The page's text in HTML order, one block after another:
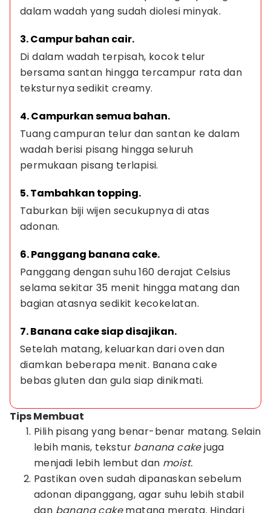
dalam wadah yang sudah diolesi minyak.
3. Campur bahan cair.
Di dalam wadah terpisah, kocok telur
bersama santan hingga tercampur rata dan
teksturnya sedikit creamy.
4. Campurkan semua bahan.
Tuang campuran telur dan santan ke dalam
wadah berisi pisang hingga seluruh
permukaan pisang terlapisi.
5. Tambahkan topping.
Taburkan biji wijen secukupnya di atas
adonan.
6. Panggang banana cake.
Panggang dengan suhu 160 derajat Celsius
selama sekitar 35 menit hingga matang dan
bagian atasnya sedikit kecokelatan.
7. Banana cake siap disajikan.
Setelah matang, keluarkan dari oven dan
diamkan beberapa menit. Banana cake
bebas gluten dan gula siap dinikmati.
Tips Membuat
Pilih pisang yang benar-benar matang. Selain
lebih manis, tekstur banana cakejuga
menjadi lebih lembut dan moist.
Pastikan oven sudah dipanaskan sebelum
adonan dipanggang, agar suhu lebih stabil